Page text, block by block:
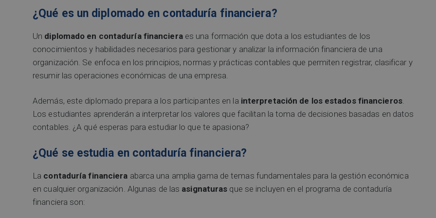
¿Qué es un diplomado en contaduría financiera?
Un diplomado en contaduría financieraes una formación que dota a los estudiantes de los
conocimientos y habilidades necesarios para gestionar y analizar la información financiera de una
organización. Se enfoca en los principios, normas y prácticas contables que permiten registrar, clasificar y
resumir las operaciones económicas de una empresa.
Además, este diplomado prepara a los participantes en la interpretación de los estados financieros.
Los estudiantes aprenderán a interpretar los valores que facilitan la toma de decisiones basadas en datos
contables. ¿A qué esperas para estudiar lo que te apasiona?
¿Qué se estudia en contaduría financiera?
La contaduría financiera abarca una amplia gama de temas fundamentales para la gestión económica
en cualquier organización. Algunas de las asignaturas que se incluyen en el programa de contaduría
financiera son: